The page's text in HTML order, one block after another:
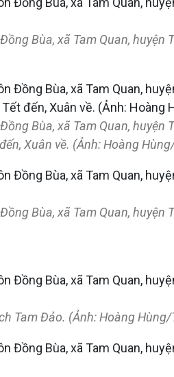
Bùa, xã Tam Quan,
Bùa, xã Tam Quan,
Xuân về. (Ảnh: Hoàng
Bùa, xã Tam Quan,
Tam Đảo. (Ảnh: Hoàng Hùng/